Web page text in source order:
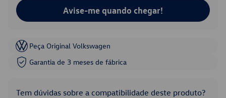
Avise-me quando chegar!
Peça Original Volkswagen
Garantia de 3 meses de fábrica
Tem dúvidas sobre a compatibilidade deste produto?